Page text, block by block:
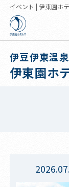
イベント | 伊東園ホ
伊豆伊東温
伊東園ホ